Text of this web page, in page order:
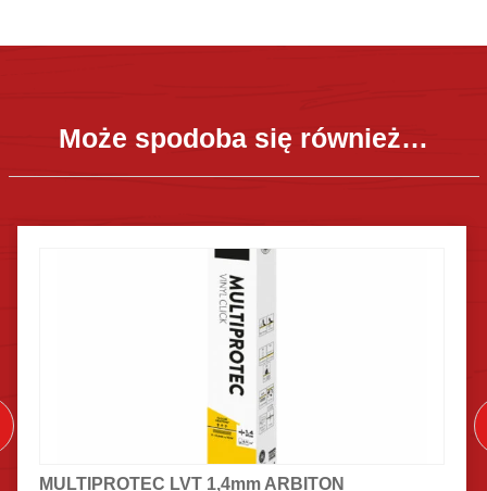
Może spodoba się również…
MULTIPROTEC LVT 1,4mm ARBITON